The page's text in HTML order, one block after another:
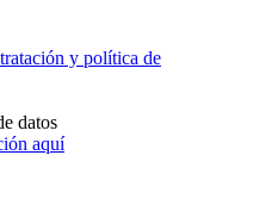
y política de
datos
aquí